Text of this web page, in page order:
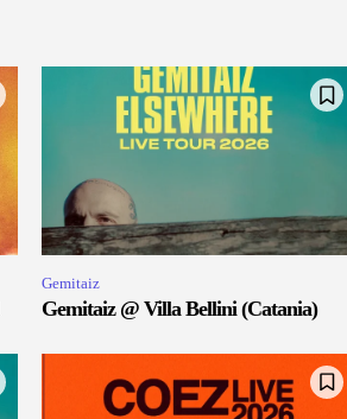
Gemitaiz
Gemitaiz @ Villa Bellini (Catania)